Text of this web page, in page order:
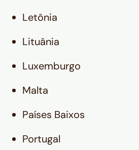
Letônia
Lituânia
Luxemburgo
Malta
Países Baixos
Portugal